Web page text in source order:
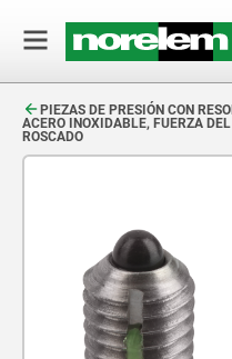
PIEZAS DE PRESIÓN CON
ACERO INOXIDABLE, FUERZA
ROSCADO